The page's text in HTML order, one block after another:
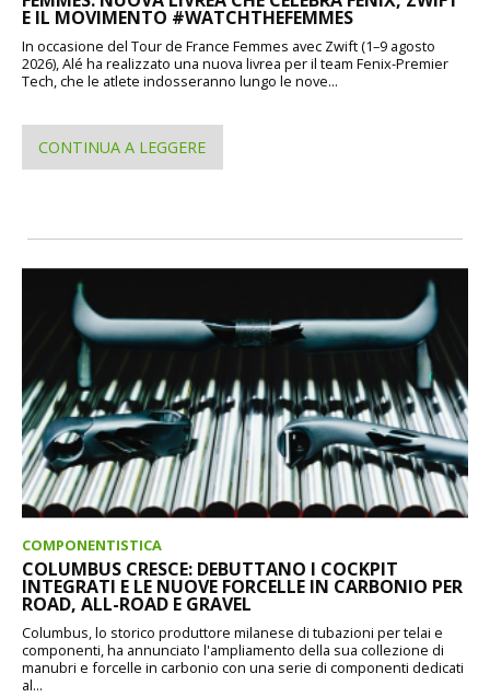
E IL MOVIMENTO #WATCHTHEFEMMES
In occasione del Tour de France Femmes avec Zwift (1–9 agosto
2026), Alé ha realizzato una nuova livrea per il team Fenix-Premier
Tech, che le atlete indosseranno lungo le nove...
CONTINUA A LEGGERE
COMPONENTISTICA
COLUMBUS CRESCE: DEBUTTANO I COCKPIT
INTEGRATI E LE NUOVE FORCELLE IN CARBONIO PER
ROAD, ALL-ROAD E GRAVEL
Columbus, lo storico produttore milanese di tubazioni per telai e
componenti, ha annunciato l'ampliamento della sua collezione di
manubri e forcelle in carbonio con una serie di componenti dedicati
al...